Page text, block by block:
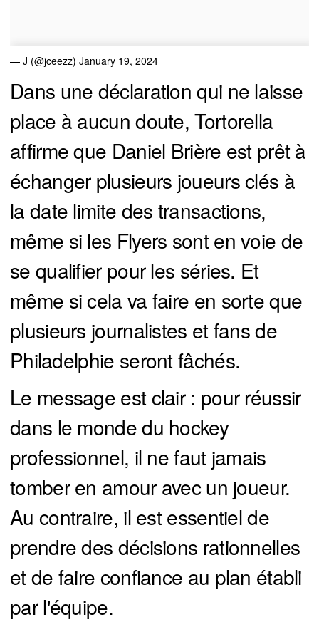
— J (@jceezz) January 19, 2024
Dans une déclaration qui ne laisse
place à aucun doute, Tortorella
affirme que Daniel Brière est prêt à
échanger plusieurs joueurs clés à
la date limite des transactions,
même si les Flyers sont en voie de
se qualifier pour les séries. Et
même si cela va faire en sorte que
plusieurs journalistes et fans de
Philadelphie seront fâchés.
Le message est clair : pour réussir
dans le monde du hockey
professionnel, il ne faut jamais
tomber en amour avec un joueur.
Au contraire, il est essentiel de
prendre des décisions rationnelles
et de faire confiance au plan établi
par l'équipe.